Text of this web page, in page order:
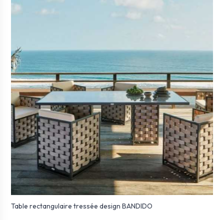
Table rectangulaire tressée design BANDIDO